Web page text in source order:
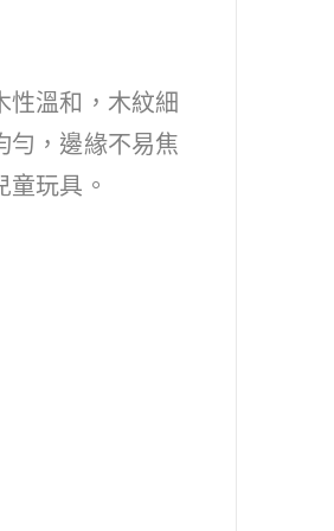
性溫和，木紋細
勻，邊緣不易焦
玩具。